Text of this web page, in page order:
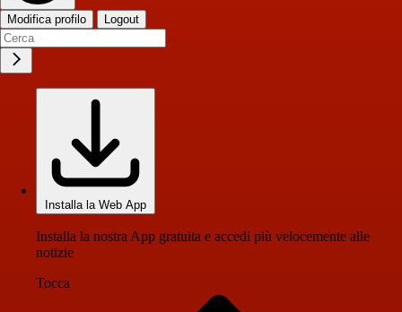
Modifica profilo Logout
Installa la Web App
Installa la nostra App gratuita e accedi più velocemente alle
notizie
Tocca